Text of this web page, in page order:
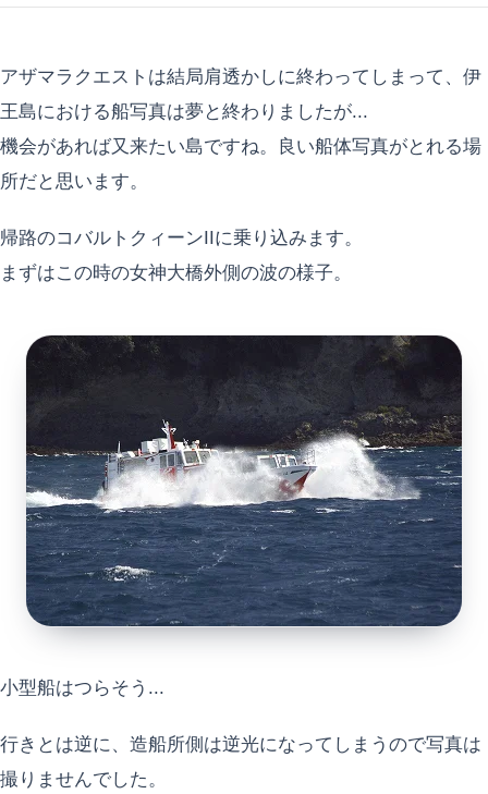
アザマラクエストは結局肩透かしに終わってしまって、伊
王島における船写真は夢と終わりましたが...
機会があれば又来たい島ですね。良い船体写真がとれる場
所だと思います。
帰路のコバルトクィーンIIに乗り込みます。
まずはこの時の女神大橋外側の波の様子。
小型船はつらそう...
行きとは逆に、造船所側は逆光になってしまうので写真は
撮りませんでした。